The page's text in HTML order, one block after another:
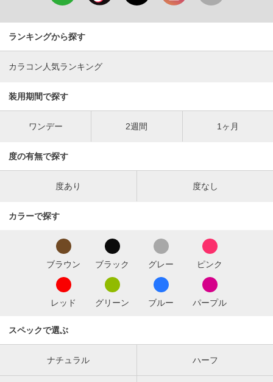
ランキングから探す
カラコン人気ランキング
装用期間で探す
ワンデー 2週間 1ヶ月
度の有無で探す
度あり 度なし
カラーで探す
ブラウン ブラック グレー ピンク
レッド グリーン ブルー パープル
スペックで選ぶ
ナチュラル ハーフ